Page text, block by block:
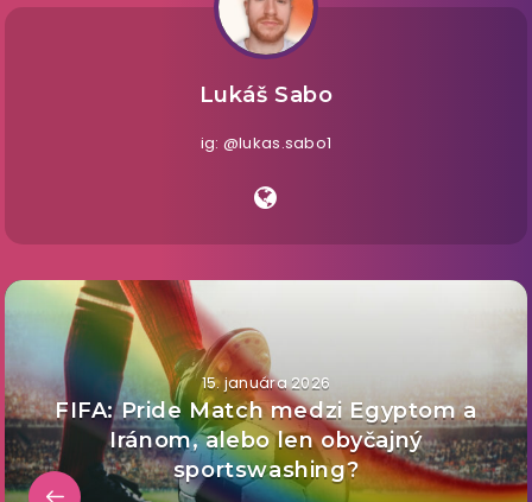
Lukáš Sabo
ig: @lukas.sabo1
15. januára 2026
FIFA: Pride Match medzi Egyptom a
Iránom, alebo len obyčajný
sportswashing?